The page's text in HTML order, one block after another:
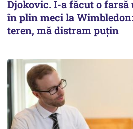
Djokovic. I-a făcut o farsă
în plin meci la
teren, mă distram puțin